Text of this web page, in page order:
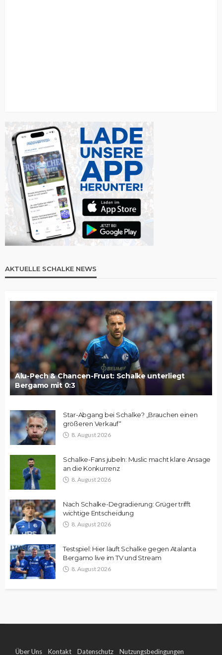
AKTUELLE SCHALKE NEWS
Alu-Pech & Chancen-Frust: Schalke unterliegt
Bergamo mit 0:3
Star-Abgang bei Schalke? „Brauchen einen
größeren Verkauf“
8. August 2026
Schalke-Fans jubeln: Muslic macht klare Ansage
an die Konkurrenz
8. August 2026
Nach Schalke-Degradierung: Grüger trifft
wichtige Entscheidung
8. August 2026
Testspiel: Hier läuft Schalke gegen Atalanta
Bergamo live im TV und Stream
8. August 2026
Über Uns Kontakt Datenschutz Nutzungsbedingungen